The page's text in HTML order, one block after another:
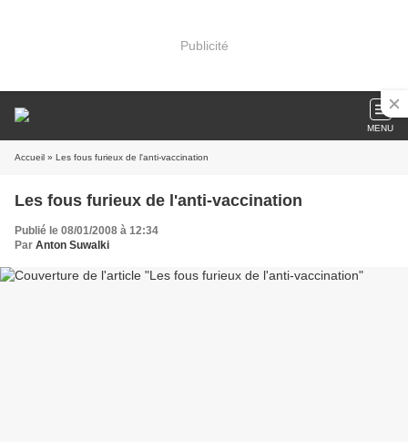
Publicité
MENU
Accueil » Les fous furieux de l'anti-vaccination
Les fous furieux de l'anti-vaccination
Publié le 08/01/2008 à 12:34
Par Anton Suwalki